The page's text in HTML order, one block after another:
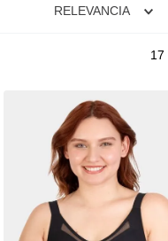
RELEVANCIA
17